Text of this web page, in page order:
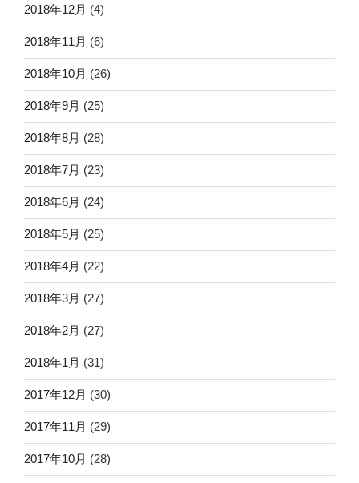
2018年12月 (4)
2018年11月 (6)
2018年10月 (26)
2018年9月 (25)
2018年8月 (28)
2018年7月 (23)
2018年6月 (24)
2018年5月 (25)
2018年4月 (22)
2018年3月 (27)
2018年2月 (27)
2018年1月 (31)
2017年12月 (30)
2017年11月 (29)
2017年10月 (28)